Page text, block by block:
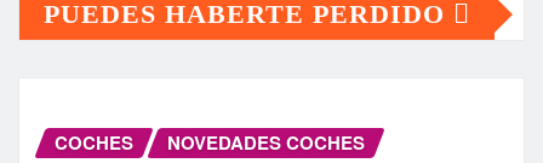
PUEDES HABERTE PERDIDO
COCHES
NOVEDADES COCHES